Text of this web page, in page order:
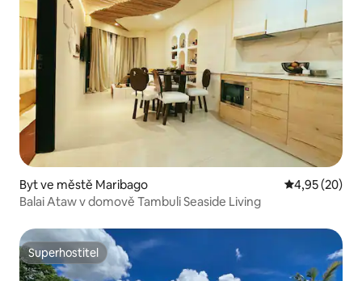
Byt ve městě Maribago Průměrné
4,95 (20)
Balai Ataw v domově Tambuli Seaside Living
Superhostitel
Superhostitel